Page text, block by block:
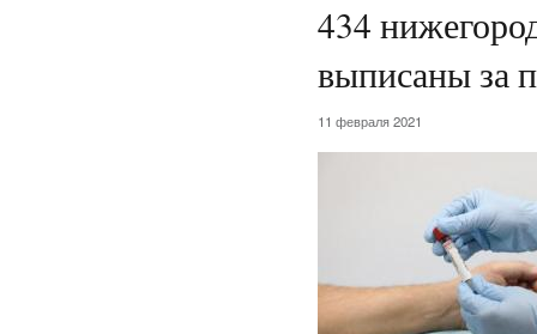
434
выписаны за
11 февраля 2021